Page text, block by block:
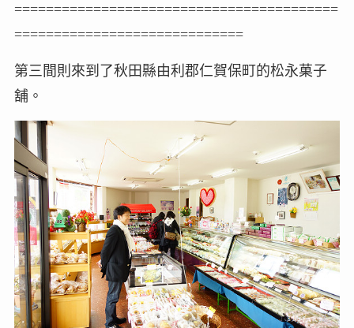
=========================================
=============================
第三間則來到了秋田縣由利郡仁賀保町的松永菓子
舖。